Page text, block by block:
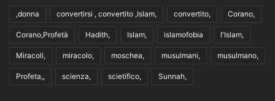
,donna convertirsi , convertito ,Islam, convertito, Corano,
Corano,Profetà Hadith, Islam, islamofobia l'Islam,
Miracoli, miracolo, moschea, musulmani, musulmano,
Profeta,, scienza, scietifico, Sunnah,